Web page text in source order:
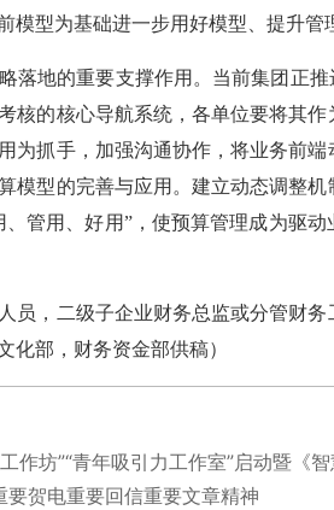
模型为基础进一步用好模型、提升管
地的重要支撑作用。当前集团正推
核的核心导航系统，各单位要将其
为抓手，加强沟通协作，将业务前
模型的完善与应用。建立动态调整
管用、好用”，使预算管理成为驱
，二级子企业财务总监或分管财务
化部，财务资金部供稿）
作坊”“青年吸引力工作室”启动暨《
贺电重要回信重要文章精神